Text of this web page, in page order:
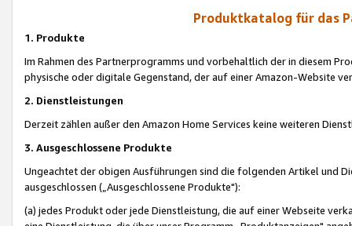
Produktkatalog für das
1. Produkte
Im Rahmen des Partnerprogramms und vorbehaltlich der in diesem
physische oder digitale Gegenstand, der auf einer Amazon-Website
2. Dienstleistungen
Derzeit zählen außer den Amazon Home Services keine weiteren
3. Ausgeschlossene Produkte
Ungeachtet der obigen Ausführungen sind die folgenden Artikel und
ausgeschlossen („Ausgeschlossene Produkte"):
(a) jedes Produkt oder jede Dienstleistung, die auf einer Webseite